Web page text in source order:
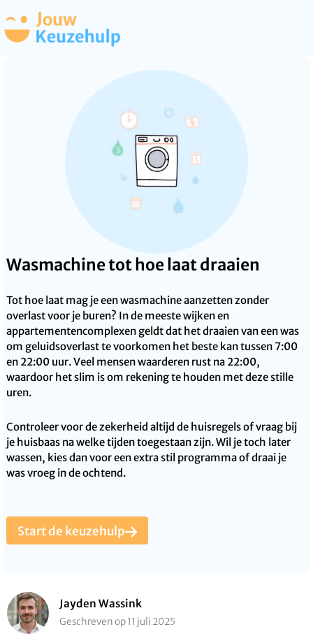
Wasmachine tot hoe laat draaien
Tot hoe laat mag je een wasmachine aanzetten zonder
overlast voor je buren? In de meeste wijken en
appartementencomplexen geldt dat het draaien van een was
om geluidsoverlast te voorkomen het beste kan tussen 7:00
en 22:00 uur. Veel mensen waarderen rust na 22:00,
waardoor het slim is om rekening te houden met deze stille
uren.
Controleer voor de zekerheid altijd de huisregels of vraag bij
je huisbaas na welke tijden toegestaan zijn. Wil je toch later
wassen, kies dan voor een extra stil programma of draai je
was vroeg in de ochtend.
Start de keuzehulp
Jayden Wassink
Geschreven op 11 juli 2025